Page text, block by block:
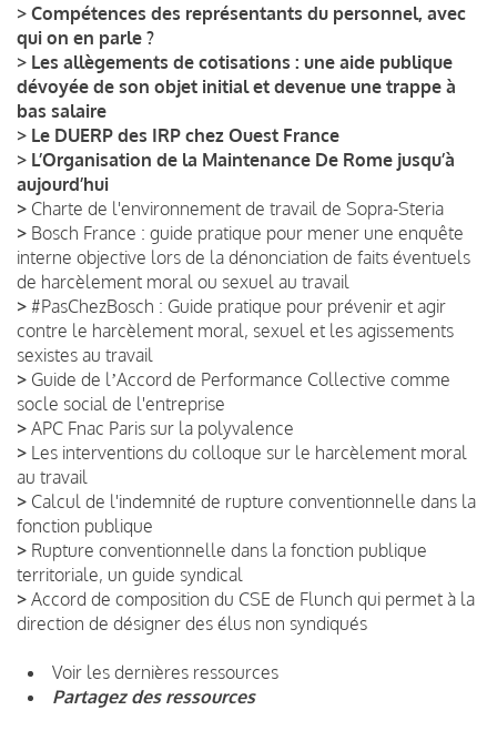
> Compétences des représentants du personnel, avec
qui on en parle ?
> Les allègements de cotisations : une aide publique
dévoyée de son objet initial et devenue une trappe à
bas salaire
> Le DUERP des IRP chez Ouest France
> L’Organisation de la Maintenance De Rome jusqu’à
aujourd’hui
> Charte de l'environnement de travail de Sopra-Steria
> Bosch France : guide pratique pour mener une enquête
interne objective lors de la dénonciation de faits éventuels
de harcèlement moral ou sexuel au travail
> #PasChezBosch : Guide pratique pour prévenir et agir
contre le harcèlement moral, sexuel et les agissements
sexistes au travail
> Guide de lʼAccord de Performance Collective comme
socle social de l'entreprise
> APC Fnac Paris sur la polyvalence
> Les interventions du colloque sur le harcèlement moral
au travail
> Calcul de l'indemnité de rupture conventionnelle dans la
fonction publique
> Rupture conventionnelle dans la fonction publique
territoriale, un guide syndical
> Accord de composition du CSE de Flunch qui permet à la
direction de désigner des élus non syndiqués
Voir les dernières ressources
Partagez des ressources